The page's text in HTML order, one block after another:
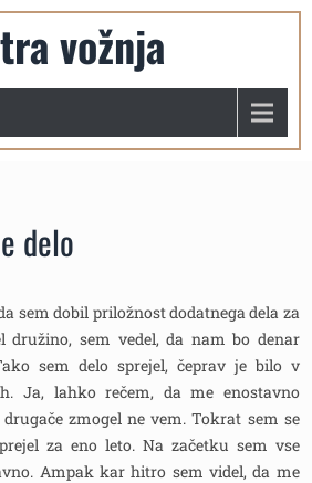
vožnja
delo
sem dobil priložnost dodatnega dela za
družino, sem vedel, da nam bo denar
sem delo sprejel, čeprav je bilo v
Ja, lahko rečem, da me enostavno
zmogel ne vem. Tokrat sem se
za eno leto. Na začetku sem vse
Ampak kar hitro sem videl, da me